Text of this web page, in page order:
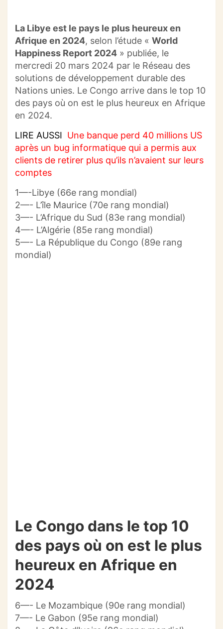
La Libye est le pays le plus heureux en
Afrique en 2024, selon l’étude « World
Happiness Report 2024 » publiée, le
mercredi 20 mars 2024 par le Réseau des
solutions de développement durable des
Nations unies. Le Congo arrive dans le top 10
des pays où on est le plus heureux en Afrique
en 2024.
LIRE AUSSI Une banque perd 40 millions US
après un bug informatique qui a permis aux
clients de retirer plus qu’ils n’avaient sur leurs
comptes
1—-Libye (66e rang mondial)
2—- L’île Maurice (70e rang mondial)
3—- L’Afrique du Sud (83e rang mondial)
4—- L’Algérie (85e rang mondial)
5—- La République du Congo (89e rang
mondial)
Le Congo dans le top 10
des pays où on est le plus
heureux en Afrique en
2024
6—- Le Mozambique (90e rang mondial)
7—- Le Gabon (95e rang mondial)